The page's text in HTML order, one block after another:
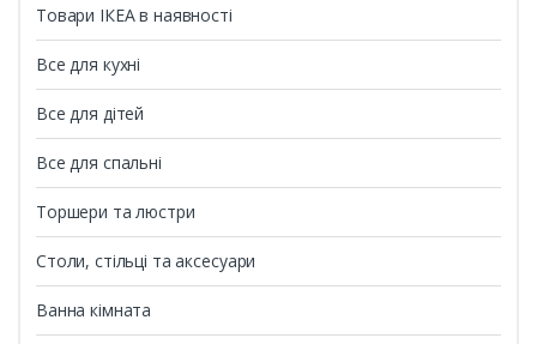
Товари ІКЕА в наявності
Все для кухні
Все для дітей
Все для спальні
Торшери та люстри
Столи, стільці та аксесуари
Ванна кімната